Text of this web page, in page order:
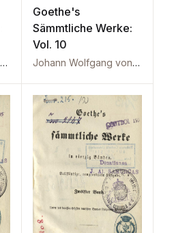
Johann Wolfgang von Goethe
Goethe's
Sämmtliche Werke:
Vol. 10
Johann Wolfgang von Goethe